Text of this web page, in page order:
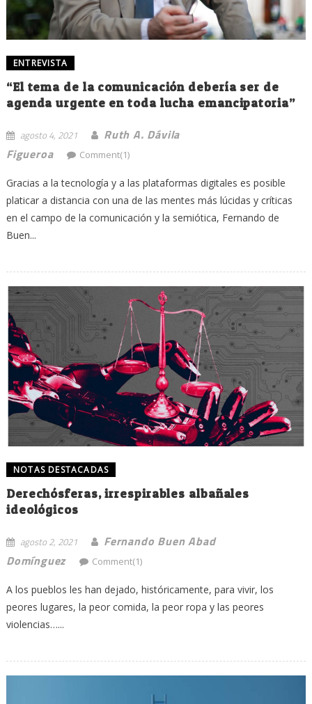
ENTREVISTA
“El tema de la comunicación debería ser de
agenda urgente en toda lucha emancipatoria”
agosto 4, 2021
Ruth A. Dávila
Figueroa
Comment(1)
Gracias a la tecnología y a las plataformas digitales es posible
platicar a distancia con una de las mentes más lúcidas y críticas
en el campo de la comunicación y la semiótica, Fernando de
Buen...
NOTAS DESTACADAS
Derechósferas, irrespirables albañales
ideológicos
agosto 2, 2021
Fernando Buen Abad
Domínguez
Comment(1)
A los pueblos les han dejado, históricamente, para vivir, los
peores lugares, la peor comida, la peor ropa y las peores
violencias…...